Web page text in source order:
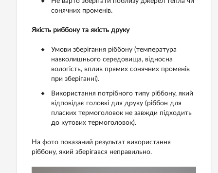
сонячних променів.
Якість риббону та якість друку
Умови зберігання ріббону (температура
навколишнього середовища, відносна
вологість, вплив прямих сонячних променів
при зберіганні).
Використання потрібного типу ріббону, який
відповідає головкі для друку (ріббон для
пласких термоголовок не завжди підходить
до кутових термоголовок).
На фото показаний результат використання
ріббону, який зберігався неправильно.